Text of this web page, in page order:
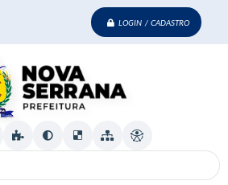
LOGIN / CADASTRO